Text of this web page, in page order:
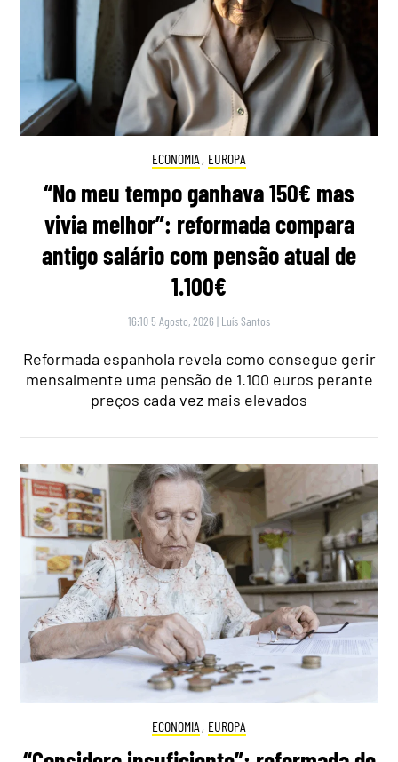
ECONOMIA , EUROPA
“No meu tempo ganhava 150€ mas
vivia melhor”: reformada compara
antigo salário com pensão atual de
1.100€
16:10 5 Agosto, 2026 | Luís Santos
Reformada espanhola revela como consegue gerir
mensalmente uma pensão de 1.100 euros perante
preços cada vez mais elevados
ECONOMIA , EUROPA